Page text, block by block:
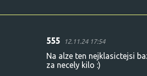
555 12.11.24 17:54
Na alze ten nejklasictejsi
za necely kilo :)